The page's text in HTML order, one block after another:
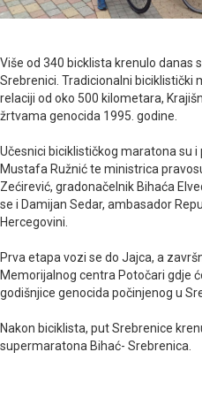
Više od 340 bicklista krenulo danas
Srebrenici. Tradicionalni biciklistički
relaciji od oko 500 kilometara,
žrtvama genocida 1995. godine.
Učesnici biciklističkog maratona su
Mustafa Ružnić te ministrica
Zećirević, gradonačelnik Bihaća
se i Damijan Sedar, ambasador
Hercegovini.
Prva etapa vozi se do Jajca, a
Memorijalnog centra Potočari gdje
godišnjice genocida počinjenog u
Nakon biciklista, put Srebrenice
supermaratona Bihać- Srebrenica.